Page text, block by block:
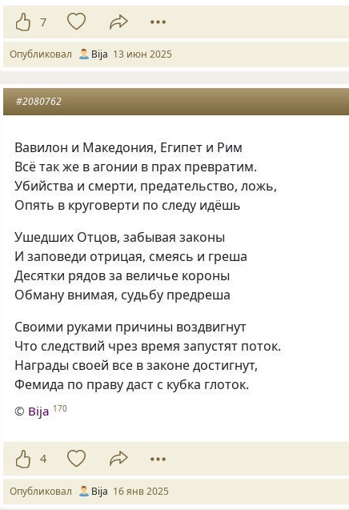
7
Опубликовал Bija 13 июн 2025
#2080762
Вавилон и Македония, Египет и Рим
Всё так же в агонии в прах превратим.
Убийства и смерти, предательство, ложь,
Опять в круговерти по следу идёшь
Ушедших Отцов, забывая законы
И заповеди отрицая, смеясь и греша
Десятки рядов за величье короны
Обману внимая, судьбу предреша
Своими руками причины воздвигнут
Что следствий чрез время запустят поток.
Награды своей все в законе достигнут,
Фемида по праву даст с кубка глоток.
© Bija 170
4
Опубликовал Bija 16 янв 2025